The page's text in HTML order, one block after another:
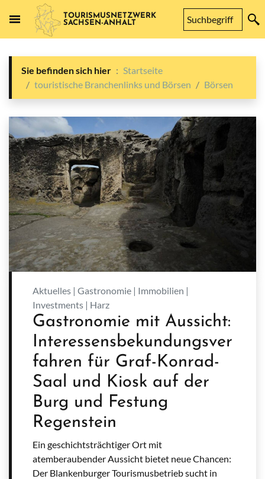
TOURISMUSNETZWERK
SACHSEN-ANHALT
Sie befinden sich hier
Startseite
touristische Branchenlinks und Börsen
Börsen
Aktuelles | Gastronomie | Immobilien |
Investments | Harz
Gastronomie mit Aussicht:
Interessensbekundungsver
fahren für Graf-Konrad-
Saal und Kiosk auf der
Burg und Festung
Regenstein
Ein geschichtsträchtiger Ort mit
atemberaubender Aussicht bietet neue Chancen:
Der Blankenburger Tourismusbetrieb sucht in